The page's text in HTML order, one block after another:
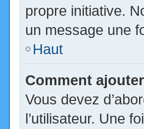
propre initiative.
un message une
Haut
Comment
Vous devez
l’utilisateur. Une